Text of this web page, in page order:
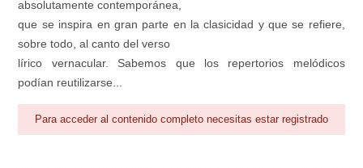
absolutamente contemporánea,
que se inspira en gran parte en la clasicidad y que se refiere,
sobre todo, al canto del verso
lírico vernacular. Sabemos que los repertorios melódicos
podían reutilizarse...
Para acceder al contenido completo necesitas estar registrado